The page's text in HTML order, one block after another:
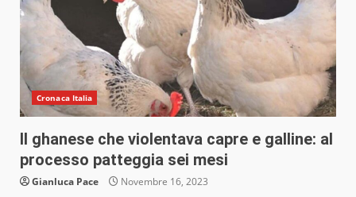
Cronaca Italia
Il ghanese che violentava capre e galline: al
processo patteggia sei mesi
Gianluca Pace Novembre 16, 2023